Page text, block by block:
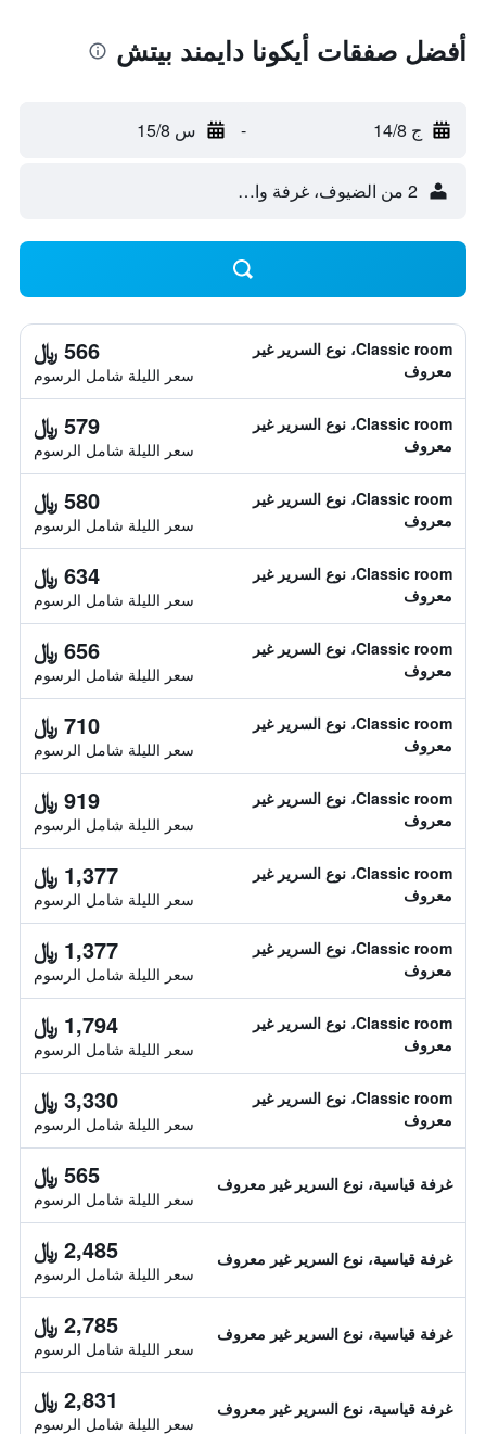
أفضل صفقات أيكونا دايمند بيتش
ج 14/8 - س 15/8
2 من الضيوف، غرفة واحدة
Classic room، نوع السرير غير
معروف
566 ﷼
سعر الليلة شامل الرسوم
Classic room، نوع السرير غير
معروف
579 ﷼
سعر الليلة شامل الرسوم
Classic room، نوع السرير غير
معروف
580 ﷼
سعر الليلة شامل الرسوم
Classic room، نوع السرير غير
معروف
634 ﷼
سعر الليلة شامل الرسوم
Classic room، نوع السرير غير
معروف
656 ﷼
سعر الليلة شامل الرسوم
Classic room، نوع السرير غير
معروف
710 ﷼
سعر الليلة شامل الرسوم
Classic room، نوع السرير غير
معروف
919 ﷼
سعر الليلة شامل الرسوم
Classic room، نوع السرير غير
معروف
1,377 ﷼
سعر الليلة شامل الرسوم
Classic room، نوع السرير غير
معروف
1,377 ﷼
سعر الليلة شامل الرسوم
Classic room، نوع السرير غير
معروف
1,794 ﷼
سعر الليلة شامل الرسوم
Classic room، نوع السرير غير
معروف
3,330 ﷼
سعر الليلة شامل الرسوم
غرفة قياسية، نوع السرير غير معروف 565 ﷼
سعر الليلة شامل الرسوم
غرفة قياسية، نوع السرير غير معروف 2,485 ﷼
سعر الليلة شامل الرسوم
غرفة قياسية، نوع السرير غير معروف 2,785 ﷼
سعر الليلة شامل الرسوم
غرفة قياسية، نوع السرير غير معروف 2,831 ﷼
سعر الليلة شامل الرسوم